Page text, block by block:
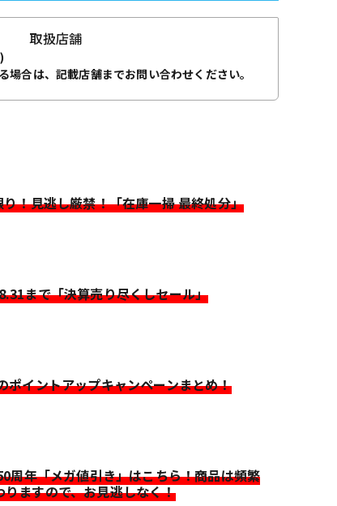
取扱店舗
合は、記載店舗までお問い合わせください。
！見逃し厳禁！「在庫一掃 最終処分」
まで「決算売り尽くしセール」
ポイントアップキャンペーンまとめ！
周年「メガ値引き」はこちら！商品は頻繁
りますので、お見逃しなく！